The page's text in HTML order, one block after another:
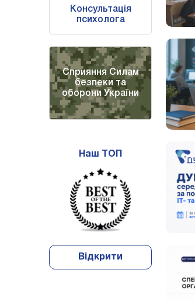
Консультація
психолога
Сприяння Силам
безпеки та
оборони України
Наш ТОП
Відкрити